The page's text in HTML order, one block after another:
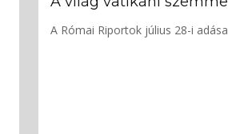
A Római Riportok július 28-i adása